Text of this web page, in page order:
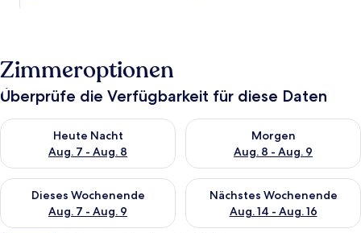
Zimmeroptionen
Überprüfe die Verfügbarkeit für diese Daten
Heute Nacht
Aug. 7 - Aug. 8
Überprüfe die Verfügbarkeit für heute Nacht, Aug. 7 - Aug. 8.
Morgen
Aug. 8 - Aug. 9
Überprüfe die Verfügbarkeit
Dieses Wochenende
Aug. 7 - Aug. 9
Überprüfe die Verfügbarkeit für dieses Wochenende, Aug. 7
Nächstes Wochenende
Aug. 14 - Aug. 16
Überprüfe die Verfügbarkeit